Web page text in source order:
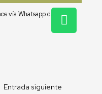
vía Whatsapp dándo clic:
W
h
a
Entrada siguiente